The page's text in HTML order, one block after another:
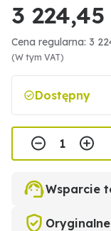
3 224,45
Cena regularna: 3
(W tym VAT)
Dostępny
Wsparcie